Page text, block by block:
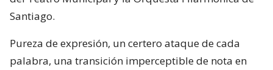
Santiago.
Pureza de expresión, un certero ataque de cada
palabra, una transición imperceptible de nota en